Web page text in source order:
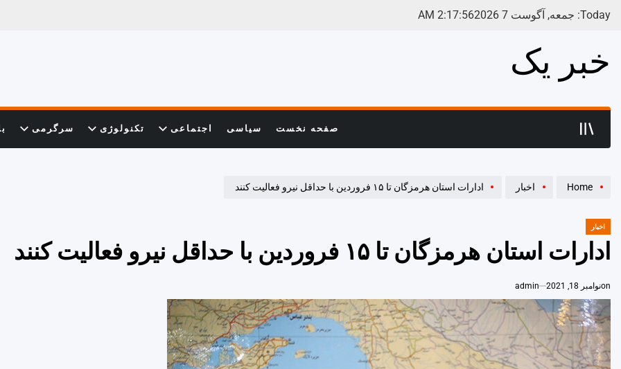
Today: جمعه, آگوست 7 2026 2:17:57
AM
خبر یک
صفحه نخست سیاسی اجتماعی تکنولوژی سرگرمی
Home اخبار ادارات استان هرمزگان تا ۱۵ فروردین‌ با حداقل نیرو فعالیت کنند
POSTED
IN
اخبار
ادارات استان هرمزگان تا ۱۵ فروردین‌ با حداقل نیرو فعالیت کنند
onنوامبر 18, 2021 admin